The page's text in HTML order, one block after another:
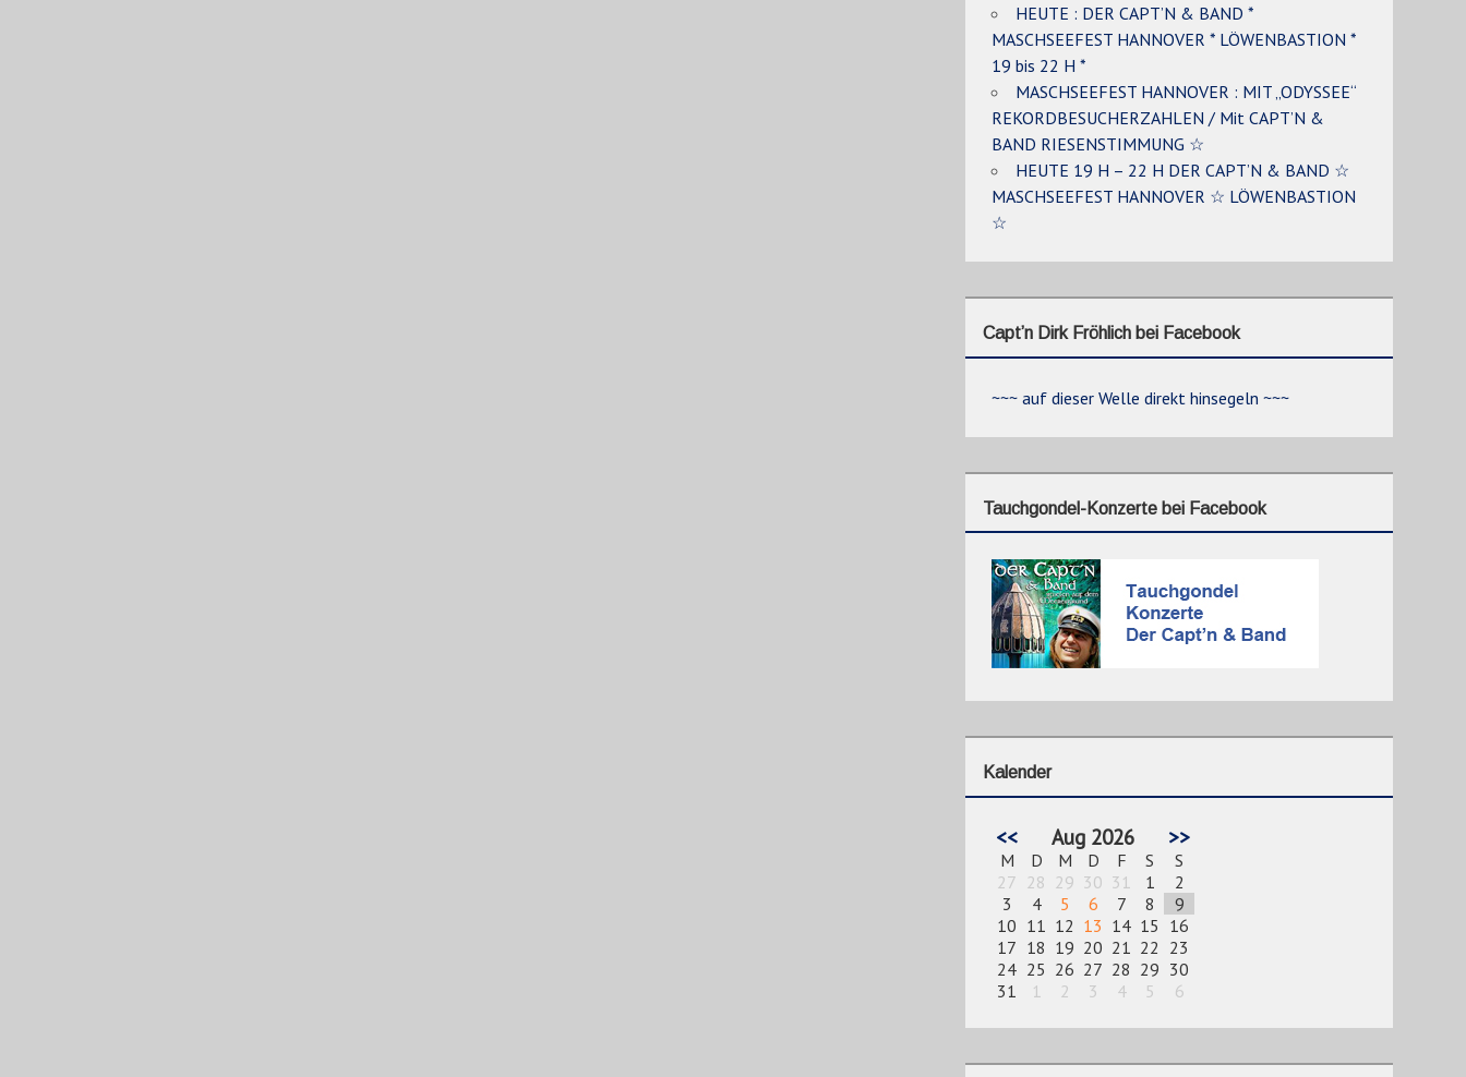
HEUTE : DER CAPT’N & BAND *
MASCHSEEFEST HANNOVER * LÖWENBASTION *
19 bis 22 H *
MASCHSEEFEST HANNOVER : MIT „ODYSSEE“
REKORDBESUCHERZAHLEN / Mit CAPT’N &
BAND RIESENSTIMMUNG ☆
HEUTE 19 H – 22 H DER CAPT’N & BAND ☆
MASCHSEEFEST HANNOVER ☆ LÖWENBASTION
☆
Capt’n Dirk Fröhlich bei Facebook
~~~ auf dieser Welle direkt hinsegeln ~~~
Tauchgondel-Konzerte bei Facebook
Kalender
<< Aug 2026 >>
M D M D F S
S
27 28 29 30 31 1
2
3
4 5 6 7 8
9
10 11 12 13 14 15 16
17 18 19 20 21 22 23
24 25 26 27 28 29 30
31
1 2 3 4 5 6